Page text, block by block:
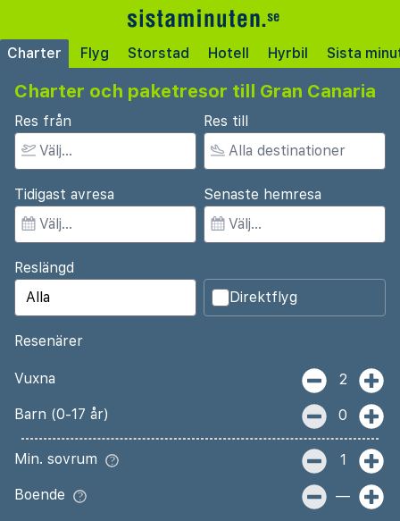
Charter Flyg Storstad Hotell Hyrbil Sista
Charter och paketresor till Gran Canaria
Res från Res till
Tidigast avresa Senaste hemresa
Reslängd
Direktflyg
Resenärer
Vuxna 2
Barn (0-17 år) 0
Min. sovrum 1
Boende —